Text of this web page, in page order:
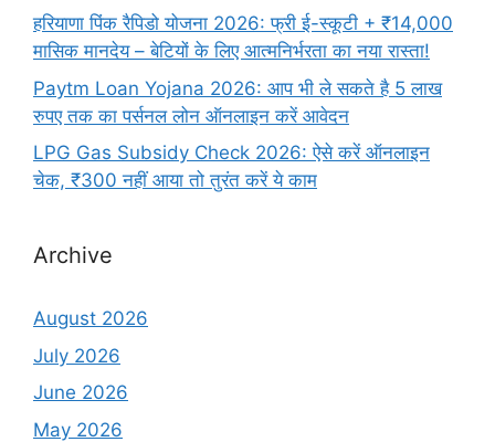
हरियाणा पिंक रैपिडो योजना 2026: फ्री ई-स्कूटी + ₹14,000
मासिक मानदेय – बेटियों के लिए आत्मनिर्भरता का नया रास्ता!
Paytm Loan Yojana 2026: आप भी ले सकते है 5 लाख
रुपए तक का पर्सनल लोन ऑनलाइन करें आवेदन
LPG Gas Subsidy Check 2026: ऐसे करें ऑनलाइन
चेक, ₹300 नहीं आया तो तुरंत करें ये काम
Archive
August 2026
July 2026
June 2026
May 2026